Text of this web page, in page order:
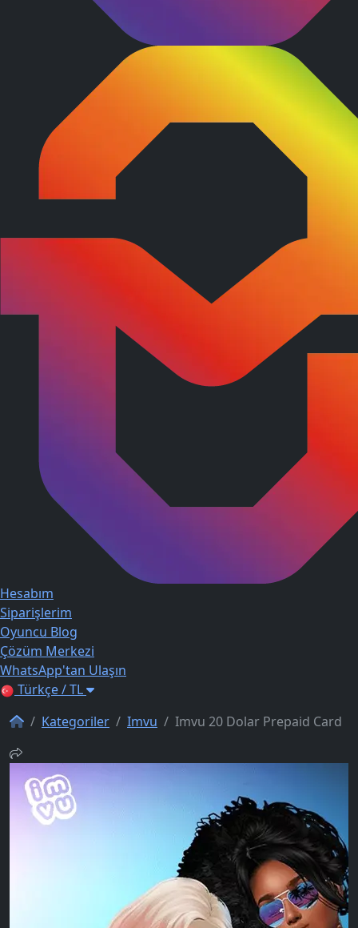
Hesabım
Siparişlerim
Oyuncu Blog
Çözüm Merkezi
WhatsApp'tan Ulaşın
Türkçe / TL
Kategoriler
Imvu Imvu 20 Dolar Prepaid Card